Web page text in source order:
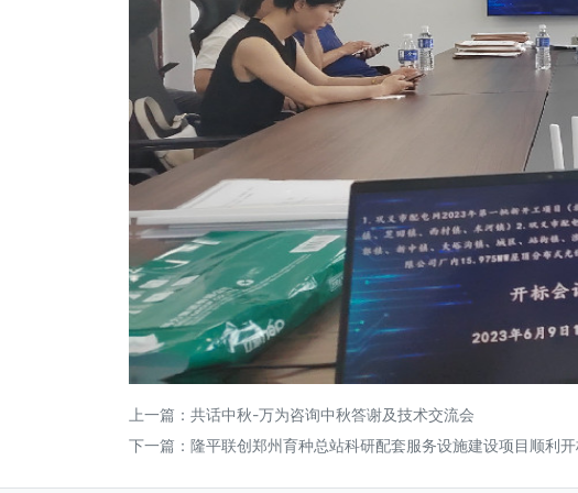
上一篇： 共话中秋-万为咨询中秋答谢及技术交流会
下一篇： 隆平联创郑州育种总站科研配套服务设施建设项目顺利